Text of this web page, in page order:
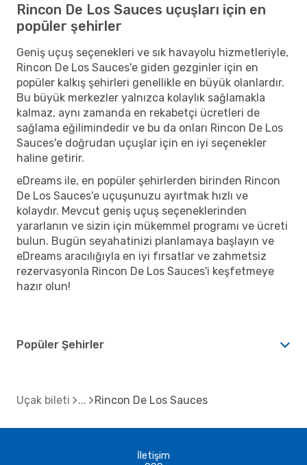
Rincon De Los Sauces uçuşları için en
popüler şehirler
Geniş uçuş seçenekleri ve sık havayolu hizmetleriyle,
Rincon De Los Sauces'e giden gezginler için en
popüler kalkış şehirleri genellikle en büyük olanlardır.
Bu büyük merkezler yalnızca kolaylık sağlamakla
kalmaz, aynı zamanda en rekabetçi ücretleri de
sağlama eğilimindedir ve bu da onları Rincon De Los
Sauces'e doğrudan uçuşlar için en iyi seçenekler
haline getirir.
eDreams ile, en popüler şehirlerden birinden Rincon
De Los Sauces'e uçuşunuzu ayırtmak hızlı ve
kolaydır. Mevcut geniş uçuş seçeneklerinden
yararlanın ve sizin için mükemmel programı ve ücreti
bulun. Bugün seyahatinizi planlamaya başlayın ve
eDreams aracılığıyla en iyi fırsatlar ve zahmetsiz
rezervasyonla Rincon De Los Sauces'i keşfetmeye
hazır olun!
Popüler Şehirler
Uçak bileti Rincon De Los Sauces
İletişim